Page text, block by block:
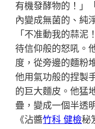
有機發酵物的！」
內變成無菌的、純
「不准動我的蒜
待信仰般的怒吼。
度，從旁邊的麵粉
他用氣功般的捏製
的巨大麵皮。他猛
疊，變成一個半透
《沾醬竹科 健檢秘